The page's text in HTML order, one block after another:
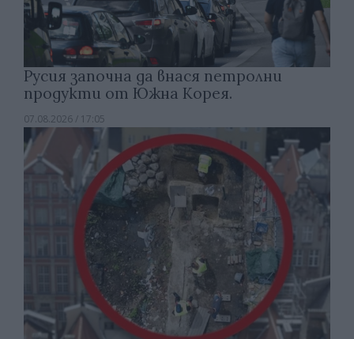
Русия започна да внася петролни
продукти от Южна Корея.
07.08.2026 / 17:05